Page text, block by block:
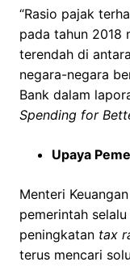
“Rasio pajak
pada tahun 2018
terendah di
negara-negara
Bank dalam
Spending for
Upaya
Menteri
pemerintah
peningkatan tax
terus mencari